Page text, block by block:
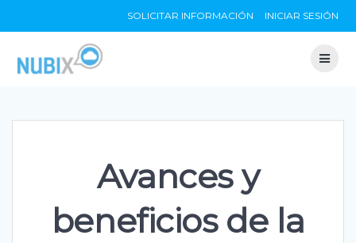
to
SOLICITAR INFORMACIÓN INICIAR SESIÓN
Avances y
beneficios de la